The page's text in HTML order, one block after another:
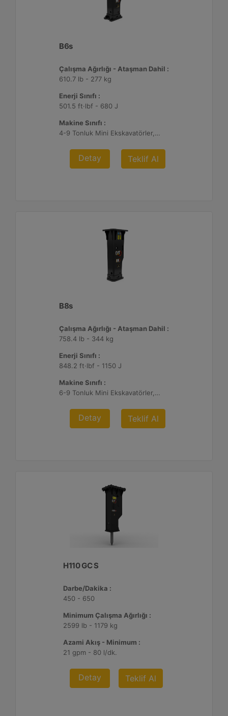
B6s
Çalışma Ağırlığı - Ataşman Dahil :
610.7 lb - 277 kg
Enerji Sınıfı :
501.5 ft·lbf - 680 J
Makine Sınıfı :
4-9 Tonluk Mini Ekskavatörler, 216-299 Mikro Yükleyici/Kompakt Paletli Yükleyiciler, 415-444 Kazıcı Yükleyiciler
Detay Teklif Al
B8s
Çalışma Ağırlığı - Ataşman Dahil :
758.4 lb - 344 kg
Enerji Sınıfı :
848.2 ft·lbf - 1150 J
Makine Sınıfı :
6-9 Tonluk Mini Ekskavatörler, 216-299 Mikro Yükleyici/Kompakt Paletli Yükleyiciler, 415-444 Kazıcı Yükleyiciler
Detay Teklif Al
H110 GC S
Darbe/Dakika :
450 - 650
Minimum Çalışma Ağırlığı :
2599 lb - 1179 kg
Azami Akış - Minimum :
21 gpm - 80 l/dk.
Detay Teklif Al